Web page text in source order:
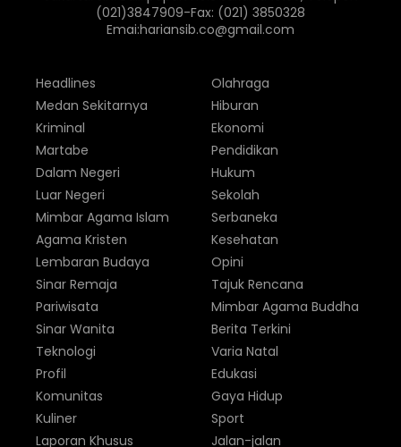
(021)3847909-Fax: (021) 3850328
Emai:hariansib.co@gmail.com
Headlines
Medan Sekitarnya
Kriminal
Martabe
Dalam Negeri
Luar Negeri
Olahraga
Hiburan
Ekonomi
Pendidikan
Hukum
Sekolah
Mimbar Agama Islam
Agama Kristen
Lembaran Budaya
Sinar Remaja
Pariwisata
Sinar Wanita
Serbaneka
Kesehatan
Opini
Tajuk Rencana
Mimbar Agama Buddha
Berita Terkini
Teknologi
Profil
Komunitas
Kuliner
Laporan Khusus
Varia Natal
Edukasi
Gaya Hidup
Sport
Jalan-jalan